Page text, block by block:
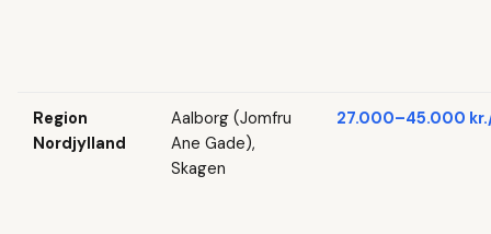
Region
Nordjylland
Aalborg (Jomfru
Ane Gade),
Skagen
27.000–45.000